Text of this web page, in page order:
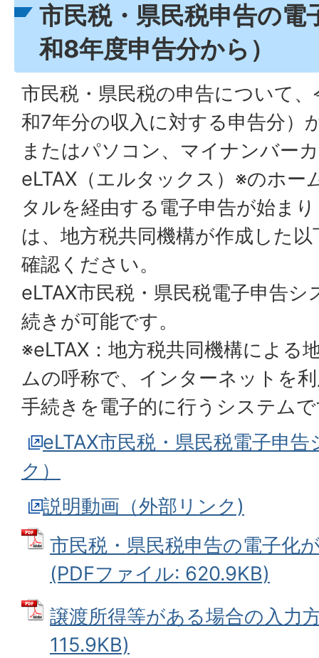
市民税・県民税申告の電
和8年度申告分から）
市民税・県民税の申告について
和7年分の収入に対する申告分）
またはパソコン、マイナンバー
eLTAX（エルタックス）※のホー
タルを経由する電子申告が始ま
は、地方税共同機構が作成した
確認ください。
eLTAX市民税・県民税電子申告
続きが可能です。
※eLTAX：地方税共同機構による
ムの呼称で、インターネットを
手続きを電子的に行うシステム
eLTAX市民税・県民税電子申
ク）
説明動画（外部リンク)
市民税・県民税申告の電子化
(PDFファイル: 620.9KB)
譲渡所得等がある場合の入力
115.9KB)